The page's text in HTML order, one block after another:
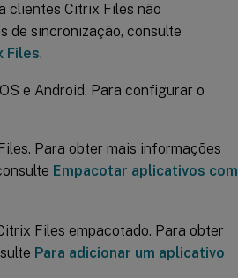
clientes Citrix Files não
de sincronização, consulte
Files.
e Android. Para configurar o
Para obter mais informações
Empacotar aplicativos com
Files empacotado. Para obter
Para adicionar um aplicativo